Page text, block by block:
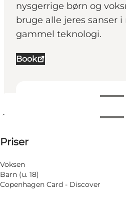
nysgerrige børn og
bruge alle jeres sanser
gammel teknologi.
Book
Filtrer etter måned
5 August
Onsdag
6 August
Torsdag
Priser
Voksen
Barn (u. 18)
Copenhagen Card - Discover
⌘